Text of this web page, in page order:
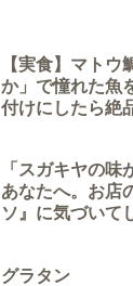
【実食】マトウ
か」で憧れた魚
付けにしたら絶
「スガキヤの味
あなたへ。お店
ソ』に気づいて
グラタン